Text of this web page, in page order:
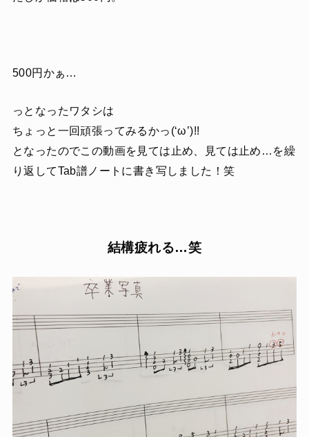
500円かぁ…
っとなったワタシは
ちょっと一回頑張ってみるかっ(‘ω’)!!
となったのでこの動画を見ては止め、見ては止め…を繰
り返してTab譜ノートに書き写しました！笑
結構疲れる…笑